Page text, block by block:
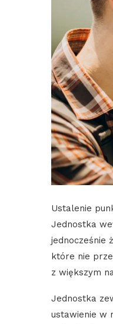
Ustalenie
Jednostka
jednocześnie
które nie
z większym
Jednostka
ustawienie w